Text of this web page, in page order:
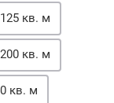
кв. м
кв. м
кв. м